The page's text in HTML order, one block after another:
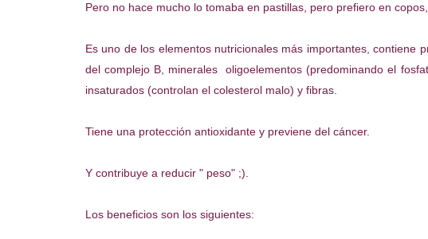
Pero no hace mucho lo tomaba en pastillas, pero prefiero en
Es uno de los elementos nutricionales más importantes, contiene
del complejo B, minerales oligoelementos (predominando el
insaturados (controlan el colesterol malo) y fibras.
Tiene una protección antioxidante y previene del cáncer.
Y contribuye a reducir " peso" ;).
Los beneficios son los siguientes: